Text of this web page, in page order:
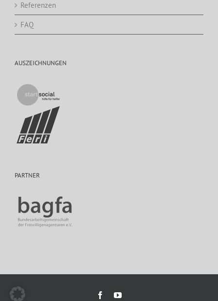
Referenzen
FAQ
AUSZEICHNUNGEN
PARTNER
FacebookYouTube